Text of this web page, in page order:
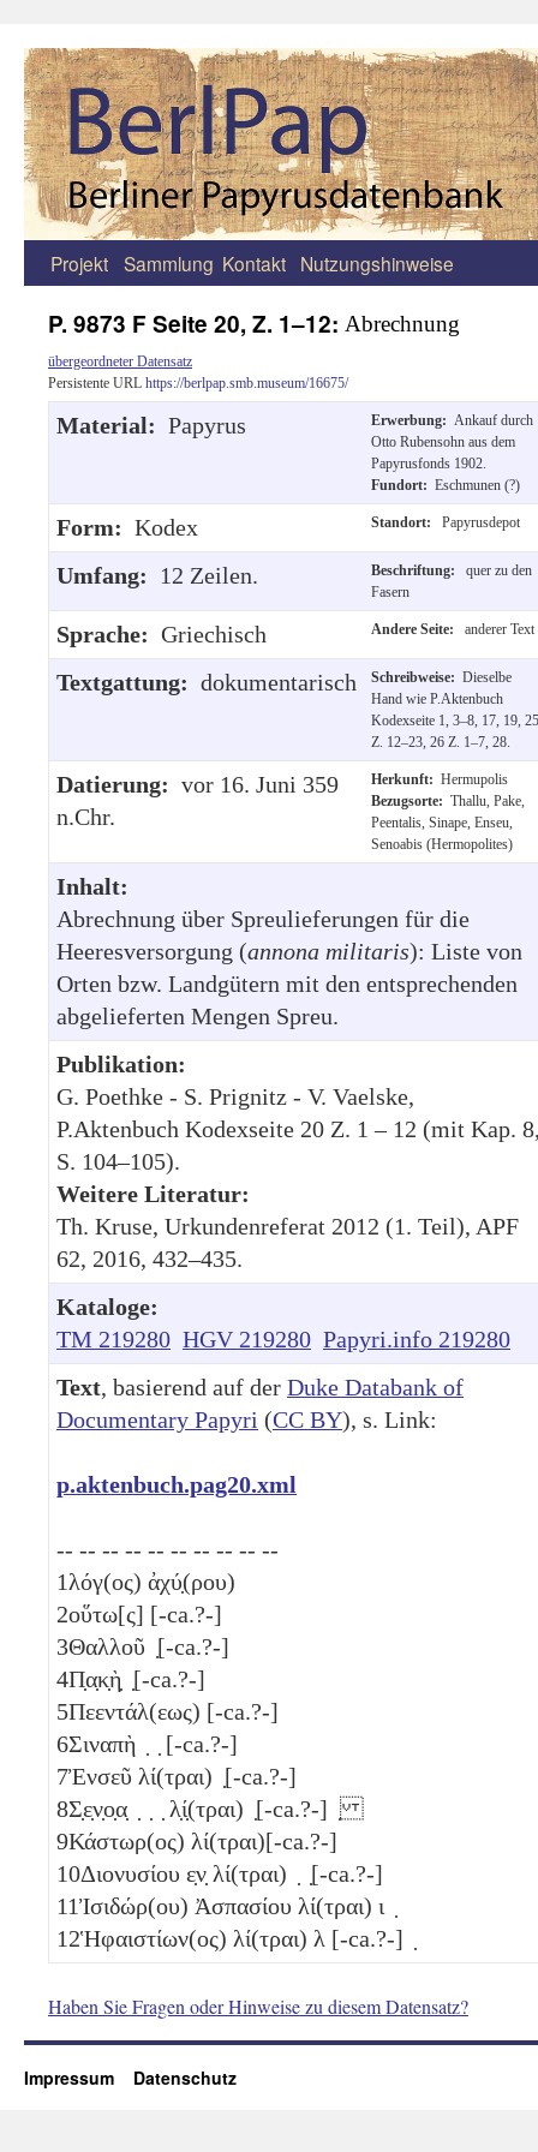
Zum
springen
Projekt Sammlung Kontakt Nutzungshinweise
P. 9873 F Seite 20, Z. 1–12: Abrechnung
übergeordneter Datensatz
Persistente URL https://berlpap.smb.museum/16675/
Material: Papyrus Erwerbung: Ankauf durch
Otto Rubensohn aus dem
Papyrusfonds 1902.
Fundort: Eschmunen (?)
Form: Kodex Standort: Papyrusdepot
Umfang: 12 Zeilen. Beschriftung:
quer zu den
Fasern
Sprache: Griechisch Andere Seite: anderer Text
Textgattung: dokumentarisch Schreibweise: Dieselbe
Hand wie P.Aktenbuch
Kodexseite 1, 3–8, 17, 19, 25
Z. 12–23, 26 Z. 1–7, 28.
Datierung: vor 16. Juni 359
n.Chr.
Herkunft: Hermupolis
Bezugsorte: Thallu, Pake,
Peentalis, Sinape, Enseu,
Senoabis (Hermopolites)
Inhalt:
Abrechnung über Spreulieferungen für die
Heeresversorgung (annona militaris): Liste von
Orten bzw. Landgütern mit den entsprechenden
abgelieferten Mengen Spreu.
Publikation:
G. Poethke - S. Prignitz - V. Vaelske,
P.Aktenbuch Kodexseite 20 Z. 1 – 12 (mit Kap.
S. 104–105).
Weitere Literatur:
Th. Kruse, Urkundenreferat 2012 (1. Teil), APF
62, 2016, 432–435.
Kataloge:
TM 219280 HGV 219280 Papyri.info 219280
Text, basierend auf der Duke Databank of
Documentary Papyri (CC BY), s. Link:
p.aktenbuch.pag20.xml
-- -- -- -- -- -- -- -- -- --
1λόγ(ος) ἀχύ̣(ρου)
2οὕτω[ς] [-ca.?-]
3Θαλλοῦ ̣[-ca.?-]
4Π̣α̣κ̣ὴ̣ ̣[-ca.?-]
5Πεεντάλ(εως) [-ca.?-]
6Σιναπὴ ̣ ̣ [-ca.?-]
7Ἐνσεῦ λί(τραι) ̣[-ca.?-]
8Σ̣ε̣ν̣ο̣α̣ ̣ ̣ ̣ λ̣ί̣(τραι) ̣[-ca.?-] ̣
9Κάστωρ(ος) λί(τραι)[-ca.?-]
10Διονυσίου ε̣ν̣ λί(τραι) ̣ ̣[-ca.?-]
11Ἰσιδώρ(ου) Ἀσπασίου λί(τραι) ι
12Ἡφαιστίων(ος) λί(τραι) λ [-ca.?-] ̣
Haben Sie Fragen oder Hinweise zu diesem Datensatz?
Impressum Datenschutz